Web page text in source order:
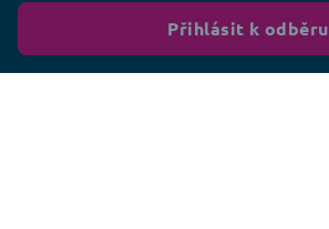
Přihlásit k odběru